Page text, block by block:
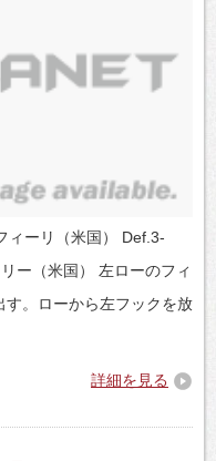
ィーリ（米国） Def.3-
ー（米国） 左ローのフィ
す。ローから左フックを放
詳細を見る